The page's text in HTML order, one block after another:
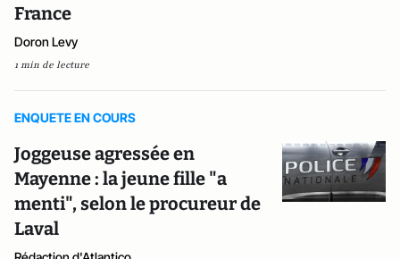
France
Doron Levy
1 min de lecture
ENQUETE EN COURS
Joggeuse agressée en
Mayenne : la jeune fille "a
menti", selon le procureur de
Laval